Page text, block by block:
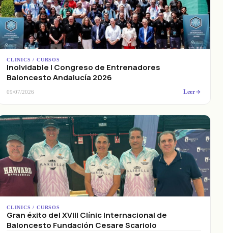
CLINICS / CURSOS
Inolvidable I Congreso de Entrenadores
Baloncesto Andalucía 2026
09/07/2026 Leer
CLINICS / CURSOS
Gran éxito del XVIII Clínic Internacional de
Baloncesto Fundación Cesare Scariolo